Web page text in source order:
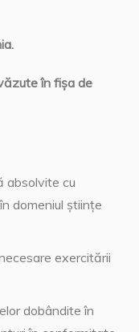
în fișa de
absolvite cu
domeniul științe
exercitării
dobândite în